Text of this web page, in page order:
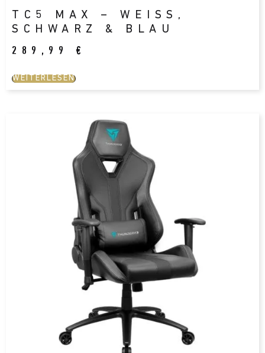
TC5 MAX – WEISS, S
CHWARZ & BLAU
289,99 €
WEITERLESEN